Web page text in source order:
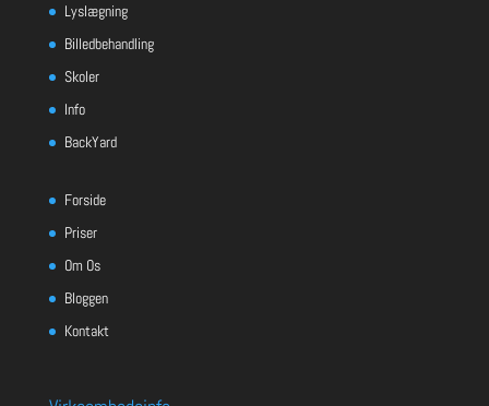
Lyslægning
Billedbehandling
Skoler
Info
BackYard
Forside
Priser
Om Os
Bloggen
Kontakt